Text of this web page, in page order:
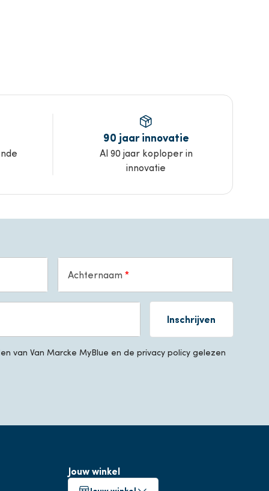
90 jaar innovatie
Al 90 jaar koploper in
innovatie
Achternaam
Inschrijven
van Van Marcke MyBlue en de privacy policy gelezen
Jouw winkel